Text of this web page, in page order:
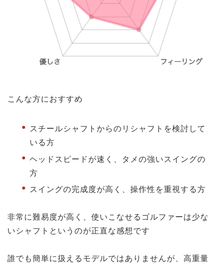
こんな方におすすめ
スチールシャフトからのリシャフトを検討して
いる方
ヘッドスピードが速く、タメの強いスイングの
方
スイングの完成度が高く、操作性を重視する方
非常に難易度が高く、使いこなせるゴルファーは少な
いシャフトというのが正直な感想です
誰でも簡単に扱えるモデルではありませんが、高重量